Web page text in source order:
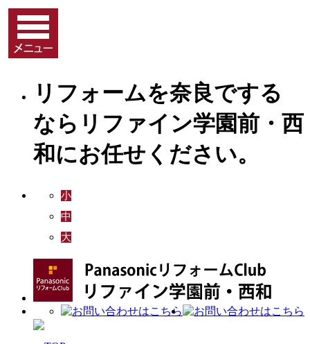
リフォームを奈良でする
ならリファイン学園前・西
和にお任せください。
小
中
大